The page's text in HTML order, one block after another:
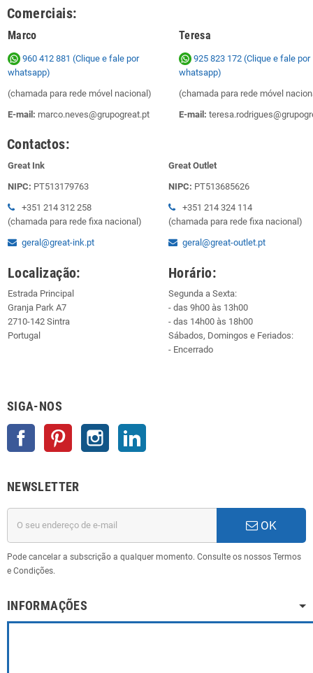
Comerciais:
Marco Teresa
960 412 881 (Clique e fale por
whatsapp)
(chamada para rede móvel nacional)
E-mail: marco.neves@grupogreat.pt
925 823 172 (Clique e fale por
whatsapp)
(chamada para rede móvel
E-mail:
Contactos:
Great Ink
NIPC: PT513179763
+351 214 312 258
(chamada para rede fixa nacional)
geral@great-ink.pt
Great Outlet
NIPC: PT513685626
+351 214 324 114
(chamada para rede fixa nacional)
geral@great-outlet.pt
Localização:
Estrada Principal
Granja Park A7
2710-142 Sintra
Portugal
Horário:
Segunda a Sexta:
- das 9h00 às 13h00
- das 14h00 às 18h00
Sábados, Domingos e Feriados:
- Encerrado
SIGA-NOS
Facebook Pinterest Instagram
NEWSLETTER
OK
Pode cancelar a subscrição a qualquer momento. Consulte os nossos Termos
e Condições.
INFORMAÇÕES